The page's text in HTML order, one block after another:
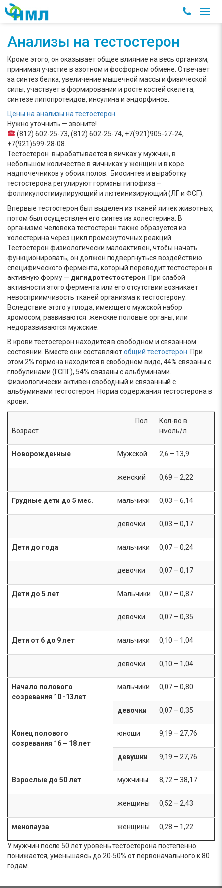
Анализы на тестостерон
Кроме этого, он оказывает общее влияние на весь организм,
принимая участие в азотном и фосфорном обмене. Отвечает
за синтез белка, увеличение мышечной массы и физической
силы, участвует в формировании и росте костей скелета,
синтезе липопротеидов, инсулина и эндорфинов.
Цены на анализы на тестостерон
Нужно уточнить — звоните!
(812) 602-25-73, (812) 602-25-74, +7(921)905-27-24,
+7(921)599-28-08.
Тестостерон вырабатывается в яичках у мужчин, в
небольшом количестве в яичниках у женщин и в коре
надпочечников у обоих полов. Биосинтез и выработку
тестостерона регулируют гормоны гипофиза –
фолликулостимулирующий и лютеинизирующий (ЛГ и ФСГ).
Впервые тестостерон был выделен из тканей яичек животных,
потом был осуществлен его синтез из холестерина. В
организме человека тестостерон также образуется из
холестерина через цикл промежуточных реакций.
Тестостерон физиологически малоактивен, чтобы начать
функционировать, он должен подвергнуться воздействию
специфического фермента, который переводит тестостерон в
активную форму — дигидротестостерон . При слабой
активности этого фермента или его отсутствии возникает
невосприимчивость тканей организма к тестостерону.
Вследствие этого у плода, имеющего мужской набор
хромосом, развиваются женские половые органы, или
недоразвиваются мужские.
В крови тестостерон находится в свободном и связанном
состоянии. Вместе они составляютобщий тестостерон . При
этом 2% гормона находится в свободном виде, 44% связаны с
глобулинами (ГСПГ), 54% связаны с альбуминами.
Физиологически активен свободный и связанный с
альбуминами тестостерон. Норма содержания тестостерона в
крови:
Возраст
Пол
Кол-во в
нмоль/л
Новорожденные Мужской 2,6 – 13,9
женский 0,69 – 2,22
Грудные дети до 5 мес. мальчики 0,03 – 6,14
девочки 0,03 – 0,17
Дети до года мальчики 0,07 – 0,24
девочки 0,07 – 0,17
Дети до 5 лет Мальчики 0,07 – 0,87
девочки 0,07 – 0,35
Дети от 6 до 9 лет мальчики 0,10 – 1,04
девочки 0,10 – 1,04
Начало полового
созревания 10 -13лет
мальчики 0,07 – 0,80
девочки 0,07 – 0,35
Конец полового
созревания 16 – 18 лет
юноши 9,19 – 27,76
девушки 9,19 – 27,76
Взрослые до 50 лет мужчины 8,72 – 38,17
женщины 0,52 – 2,43
менопауза женщины 0,28 – 1,22
У мужчин после 50 лет уровень тестостерона постепенно
понижается, уменьшаясь до 20-50% от первоначального к 80
годам.